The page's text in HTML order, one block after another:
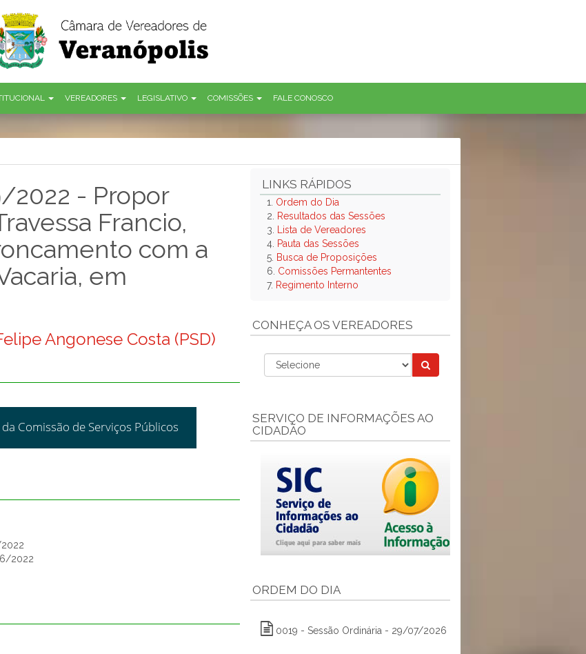
VEREADORES LEGISLATIVO COMISSÕES FALE CONOSCO
2022 - Propor
Francio,
com a
em
Angonese Costa (PSD)
Comissão de Serviços Públicos
2022
LINKS RÁPIDOS
1. Ordem do Dia
2.
Resultados das Sessões
3.
Lista de Vereadores
4. Pauta das Sessões
5. Busca de Proposições
6. Comissões Permantentes
7. Regimento Interno
CONHEÇA OS VEREADORES
SERVIÇO DE INFORMAÇÕES AO
CIDADÃO
ORDEM DO DIA
0019 - Sessão Ordinária - 29/07/2026